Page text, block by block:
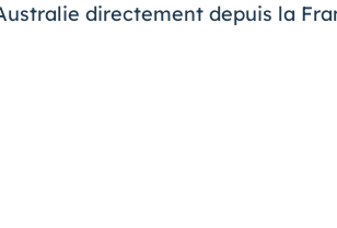
directement depuis la